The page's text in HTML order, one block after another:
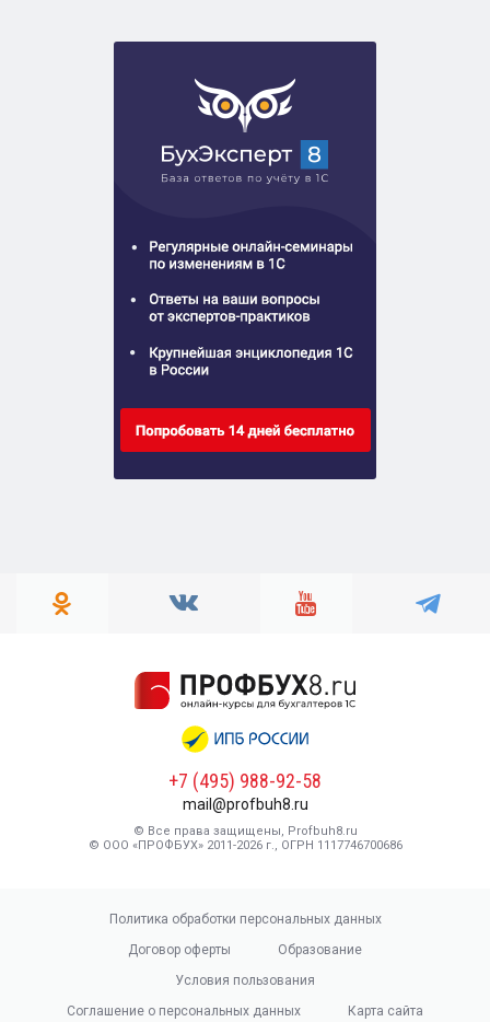
+7 (495) 988-92-58
mail@profbuh8.ru
© Все права защищены, Profbuh8.ru
© ООО «ПРОФБУХ» 2011-2026 г., ОГРН 1117746700686
Политика обработки персональных данных
Договор оферты
Образование
Условия пользования
Соглашение о персональных данных
Карта сайта